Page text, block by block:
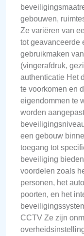
gebouwen,
Ze variëren van
tot geavanceerde
gebruikmaken
(vingerafdruk,
authenticatie Het
te voorkomen en
eigendommen te
worden
een gebouw
toegang tot
beveiliging
voordelen zoals
personen, het
poorten, en het
CCTV Ze zijn